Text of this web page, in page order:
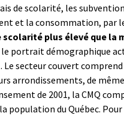
de scolarité, les
et la consommation, par
scolarité plus élevé que la
portrait démographique
Le secteur couvert
arrondissements, de
de 2001, la CMQ
population du Québec.